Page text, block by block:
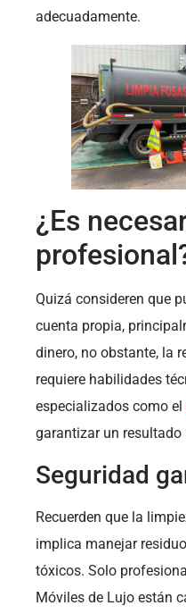
adecuadamente.
¿Es
Quizá consideren que
cuenta propia,
dinero, no obstante, la
requiere habilidades
especializados como el
garantizar un resultado
Seguridad
Recuerden que la
implica manejar
tóxicos. Solo
Móviles de Lujo están